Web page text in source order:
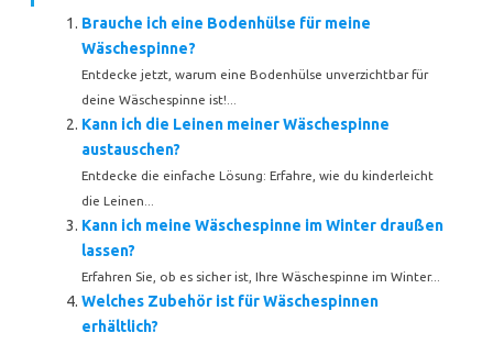
Brauche ich eine Bodenhülse für meine
Wäschespinne?
Entdecke jetzt, warum eine Bodenhülse unverzichtbar für
deine Wäschespinne ist!...
Kann ich die Leinen meiner Wäschespinne
austauschen?
Entdecke die einfache Lösung: Erfahre, wie du kinderleicht
die Leinen...
Kann ich meine Wäschespinne im Winter draußen
lassen?
Erfahren Sie, ob es sicher ist, Ihre Wäschespinne im Winter...
Welches Zubehör ist für Wäschespinnen
erhältlich?